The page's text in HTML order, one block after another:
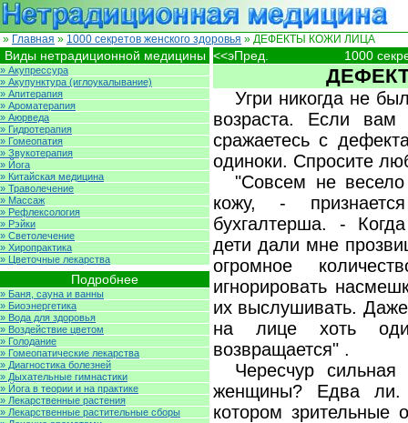
» Главная » 1000 секретов женского здоровья » ДЕФЕКТЫ КОЖИ ЛИЦА
<<эПред. 1000
Угри никогда не
возраста. Если
сражаетесь с
одиноки. Спросите
"Совсем не
кожу, -
бухгалтерша. -
дети дали мне
огромное
игнорировать
их выслушивать.
на лице хоть
возвращается" .
Чересчур сильная
женщины? Едва
котором зрительные
Виды нетрадиционной медицины
» Акупрессура
» Акупунктура (иглоукалывание)
» Апитерапия
» Ароматерапия
» Аюрведа
» Гидротерапия
» Гомеопатия
» Звукотерапия
» Йога
» Китайская медицина
» Траволечение
» Массаж
» Рефлексология
» Рэйки
» Светолечение
» Хиропрактика
» Цветочные лекарства
Подробнее
» Баня, сауна и ванны
» Биоэнергетика
» Вода для здоровья
» Воздействие цветом
» Голодание
» Гомеопатические лекарства
» Диагностика болезней
» Дыхательные гимнастики
» Йога в теории и на практике
» Лекарственные растения
» Лекарственные растительные сборы